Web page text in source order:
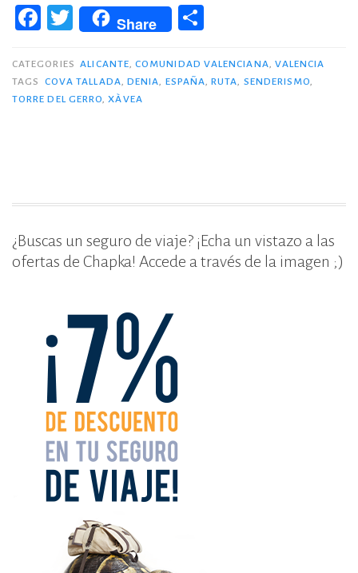
de
–
Dénia»
F
c
e
k
T
w
it
te
Share
m
p
CATEGORIES ALICANTE ,COMUNIDAD VALENCIANA VALENCIA
TAGS
COVA TALLADA DENIA ESPAÑA ,RUTA SENDERISMO
TORRE DEL GERRO ,XÀVEA
¿Buscas un seguro de viaje? ¡Echa un vistazo a las
ofertas de Chapka! Accede a través de la imagen ;)